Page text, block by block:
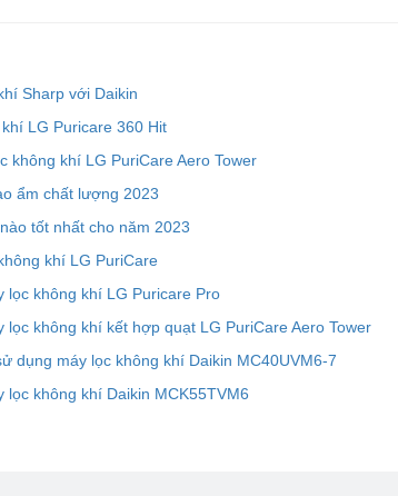
Sharp với Daikin
LG Puricare 360 Hit
không khí LG PuriCare Aero Tower
ẩm chất lượng 2023
tốt nhất cho năm 2023
khí LG PuriCare
lọc không khí LG Puricare Pro
không khí kết hợp quạt LG PuriCare Aero Tower
dụng máy lọc không khí Daikin MC40UVM6-7
không khí Daikin MCK55TVM6